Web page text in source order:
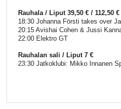
Rauhala / Liput 39,50 € / 112,50
18:30 Johanna Försti takes over
20:15 Avishai Cohen & Jussi
22:00 Elektro GT
Rauhalan sali / Liput 7 €
23:30 Jatkoklubi: Mikko Innanen